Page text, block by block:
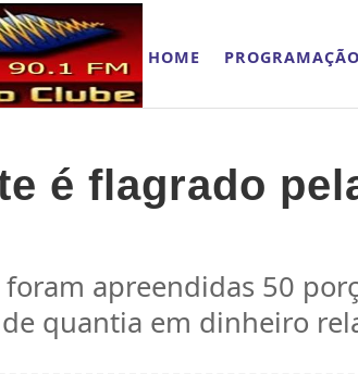
HOME PROGRAMAÇÃO
é flagrado
apreendidas 50
quantia em dinheiro